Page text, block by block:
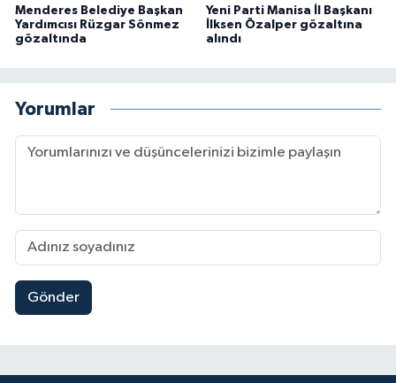
Menderes Belediye Başkan
Yardımcısı Rüzgar Sönmez
gözaltında
Yeni Parti Manisa İl Başkanı
İlksen Özalper gözaltına
alındı
Yorumlar
Gönder